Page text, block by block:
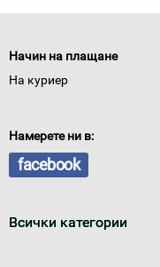
Начин на плащане
На куриер
Намерете ни в:
facebook
Всички категории